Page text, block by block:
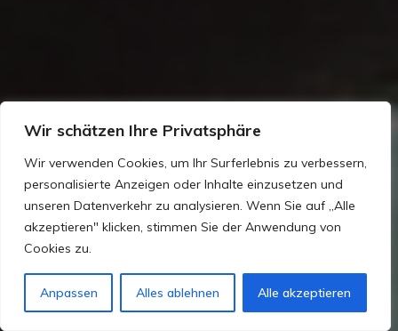
Wir schätzen Ihre Privatsphäre
Wir verwenden Cookies, um Ihr Surferlebnis zu verbessern,
personalisierte Anzeigen oder Inhalte einzusetzen und
unseren Datenverkehr zu analysieren. Wenn Sie auf „Alle
akzeptieren" klicken, stimmen Sie der Anwendung von
Cookies zu.
Anpassen Alles ablehnen Alle akzeptieren